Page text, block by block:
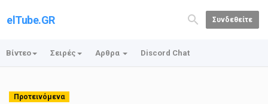
elTube.GR Συνδεθείτε
Βίντεο Σειρές Αρθρα Discord Chat
Προτεινόμενα